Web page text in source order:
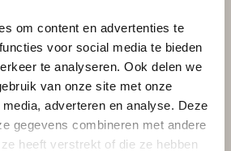
om content en advertenties te
voor social media te bieden
te analyseren. Ook delen we
van onze site met onze
adverteren en analyse. Deze
gegevens combineren met andere
heeft verstrekt of die ze hebben
Onderhoud
Onderhoud tuinmeubels
Bestellen
Betalen
Bezorging
Voorwaarden